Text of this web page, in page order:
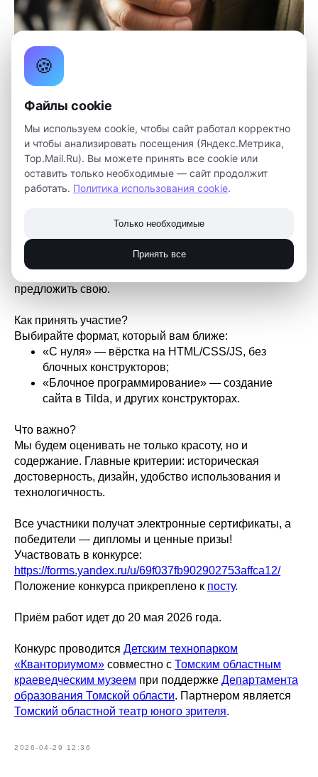
учебнике. Это миллионы судеб, и за каждой стоит чья-
то личная история!
Приглашаем принять участие в региональном
конкурсе интернет-проектов «Страницы памяти»!
одностраничный веб-сайт, посвящённый одному
событию Великой Отечественной войны 1941–1945
годов. Вы можете выбрать любую дату из списка в
Положении (от начала войны до Парада Победы) или
предложить свою.
Как принять участие?
Выбирайте формат, который вам ближе:
«С нуля» — вёрстка на HTML/CSS/JS, без
блочных конструкторов;
«Блочное программирование» — создание
сайта в Tilda, и других конструкторах.
Что важно?
Мы будем оценивать не только красоту, но и
содержание. Главные критерии: историческая
достоверность, дизайн, удобство использования и
технологичность.
Все участники получат электронные сертификаты, а
победители — дипломы и ценные призы!
Участвовать в конкурсе:
https://forms.yandex.ru/u/69f037fb902902753affca12/
Положение конкурса прикреплено к посту.
Приём работ идет до 20 мая 2026 года.
Конкурс проводится Детским технопарком
«Кванториумом» совместно с Томским областным
краеведческим музеем при поддержке Департамента
образования Томской области. Партнером является
Томский областной театр юного зрителя.
2026-04-29 12:36
🍪
Файлы cookie
Мы используем cookie, чтобы сайт работал корректно
и чтобы анализировать посещения (Яндекс.Метрика,
Top.Mail.Ru). Вы можете принять все cookie или
оставить только необходимые — сайт продолжит
работать. Политика использования cookie.
Только необходимые
Принять все